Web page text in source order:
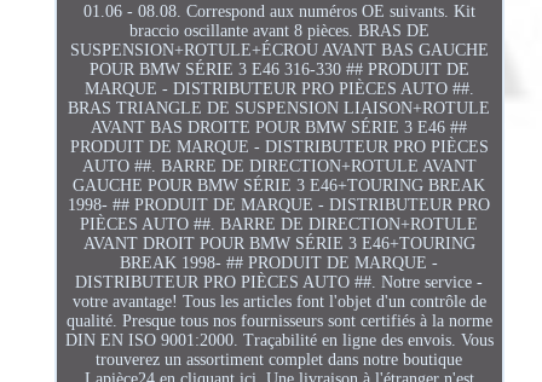
01.06 - 08.08. Correspond aux numéros OE suivants. Kit
braccio oscillante avant 8 pièces. BRAS DE
SUSPENSION+ROTULE+ÉCROU AVANT BAS GAUCHE
POUR BMW SÉRIE 3 E46 316-330 ## PRODUIT DE
MARQUE - DISTRIBUTEUR PRO PIÈCES AUTO ##.
BRAS TRIANGLE DE SUSPENSION LIAISON+ROTULE
AVANT BAS DROITE POUR BMW SÉRIE 3 E46 ##
PRODUIT DE MARQUE - DISTRIBUTEUR PRO PIÈCES
AUTO ##. BARRE DE DIRECTION+ROTULE AVANT
GAUCHE POUR BMW SÉRIE 3 E46+TOURING BREAK
1998- ## PRODUIT DE MARQUE - DISTRIBUTEUR PRO
PIÈCES AUTO ##. BARRE DE DIRECTION+ROTULE
AVANT DROIT POUR BMW SÉRIE 3 E46+TOURING
BREAK 1998- ## PRODUIT DE MARQUE -
DISTRIBUTEUR PRO PIÈCES AUTO ##. Notre service -
votre avantage! Tous les articles font l'objet d'un contrôle de
qualité. Presque tous nos fournisseurs sont certifiés à la norme
DIN EN ISO 9001:2000. Traçabilité en ligne des envois. Vous
trouverez un assortiment complet dans notre boutique